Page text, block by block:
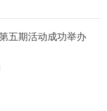
五期活动成功举办